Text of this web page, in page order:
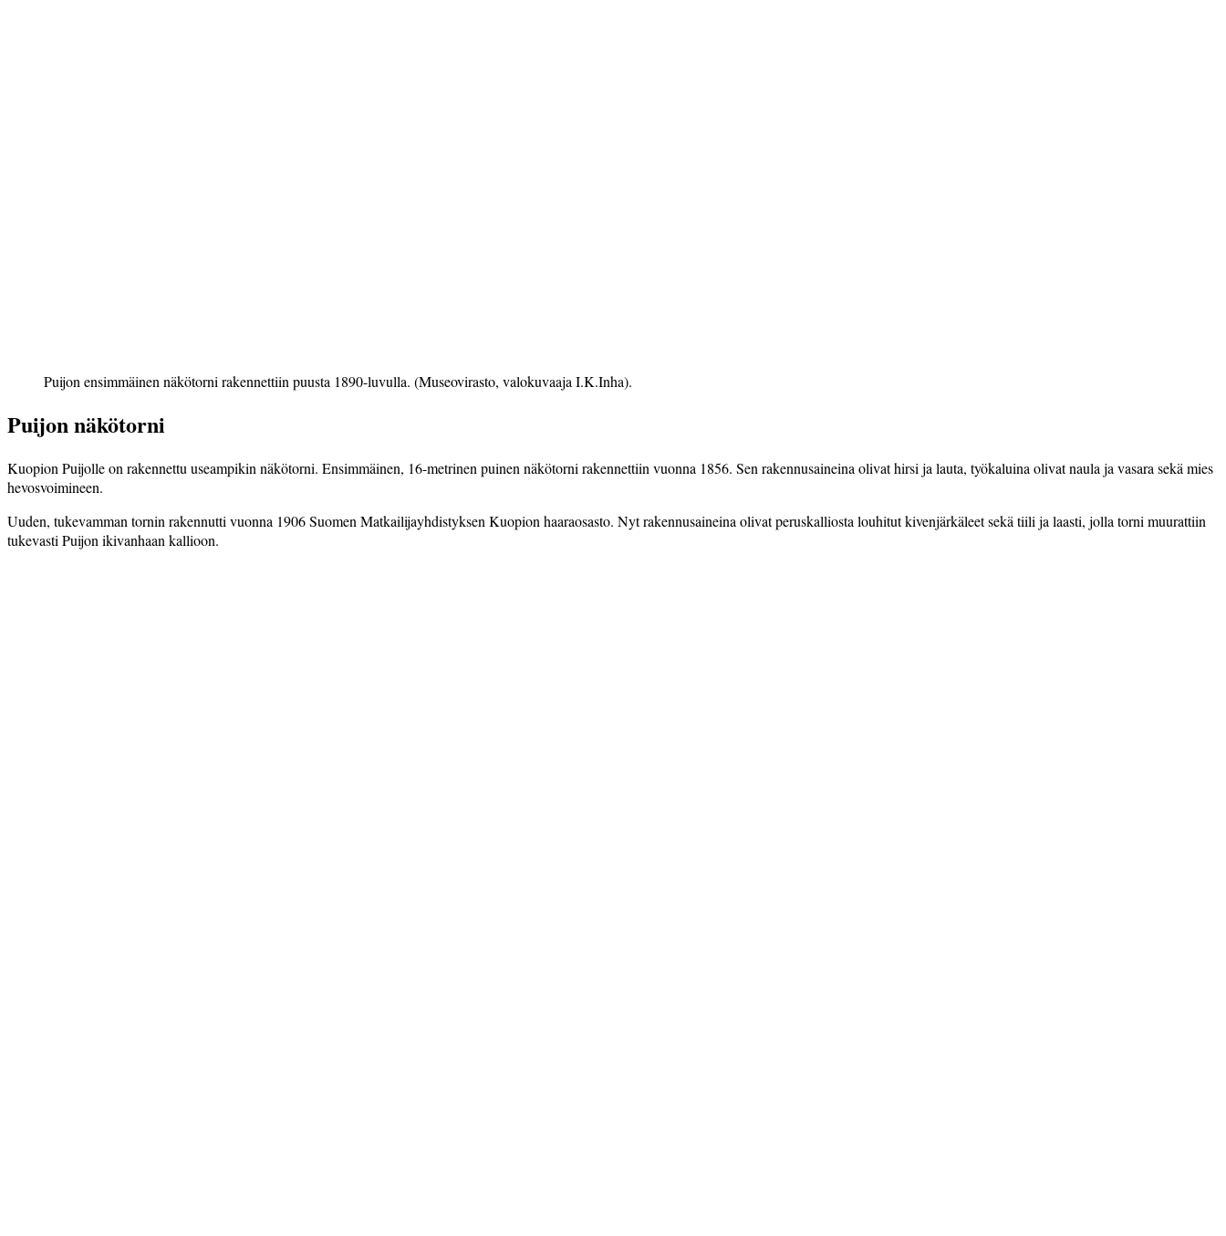
Puijon ensimmäinen näkötorni rakennettiin puusta 1890-luvulla. (Museovirasto, valokuvaaja I.K.Inha).
Puijon näkötorni
Kuopion Puijolle on rakennettu useampikin näkötorni. Ensimmäinen, 16-metrinen puinen näkö­torni rakennettiin vuonna 1856. Sen raken­nusaineina olivat hirsi ja lauta, työkaluina olivat naula ja vasara sekä mies
hevosvoimineen.
Uuden, tukevamman tornin raken­nutti vuonna 1906 Suomen Matkailijayhdistyksen Kuopion haaraosasto. Nyt rakennus­aineina olivat peruskalliosta louhitut kivenjärkäleet sekä tiili ja laasti, jolla torni muurattiin
tukevasti Puijon ikivanhaan kallioon.